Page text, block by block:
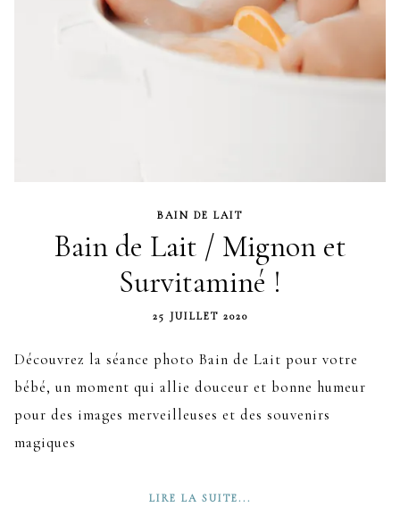
BAIN DE LAIT
Bain de Lait / Mignon et
Survitaminé !
25 JUILLET 2020
Découvrez la séance photo Bain de Lait pour votre
bébé, un moment qui allie douceur et bonne humeur
pour des images merveilleuses et des souvenirs
magiques
LIRE LA SUITE...